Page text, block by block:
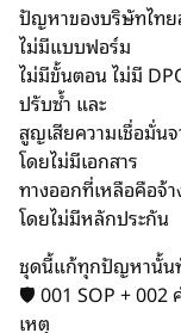
ปัญหาของบริษัทไทย
ไม่มีแบบฟอร์ม
ไม่มีขั้นตอน ไม่มี
ปรับซ้ำ และ
สูญเสียความเชื่อมั่น
โดยไม่มีเอกสาร
ทางออกที่เหลือคือจ้
โดยไม่มีหลักประกัน
ชุดนี้แก้ทุกปัญหานั้นทั
🛡️ 001 SOP + 002
เหตุ